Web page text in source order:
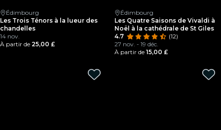
Édimbourg
Les Trois Ténors à la lueur des
chandelles
14 nov.
À partir de 25,00 £
Édimbourg
Les Quatre Saisons de Vivaldi à
Noël à la cathédrale de St Giles
4.7
(12)
27 nov. - 19 déc.
À partir de 15,00 £